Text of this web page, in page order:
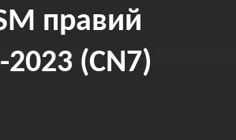
правий
(CN7)